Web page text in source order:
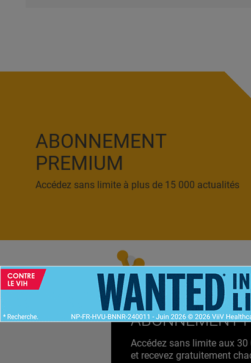
ABONNEMENT
PREMIUM
Accédez sans limite à plus de 15 000 actualités
ACCUEIL
ABONNEMENT
Accédez sans limite aux
et recevez gratuitement